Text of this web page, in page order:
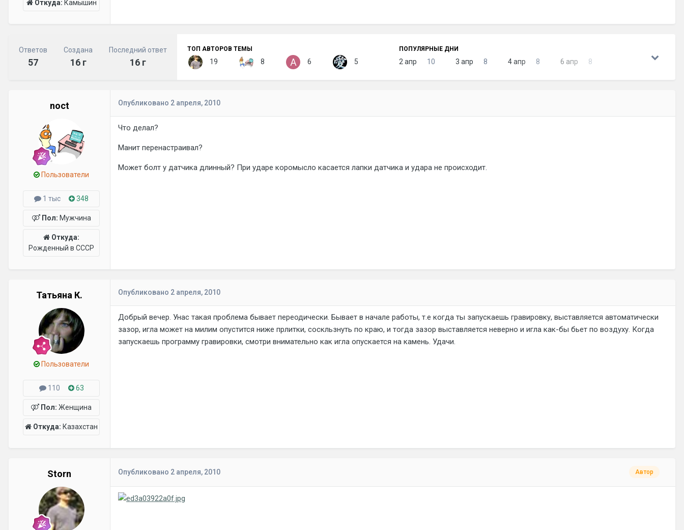
Откуда: Камышин
Ответов
57
Создана
16 г
Последний ответ
16 г
ТОП АВТОРОВ ТЕМЫ
19 8 6 5
ПОПУЛЯРНЫЕ ДНИ
2 апр 10 3 апр 8 4 апр 8 6 апр 8
noct
Пользователи
1 тыс 348
Пол: Мужчина
Откуда:
Рожденный в СССР
Опубликовано 2 апреля, 2010
Что делал?
Манит перенастраивал?
Может болт у датчика длинный? При ударе коромысло касается лапки датчика и удара не происходит.
Татьяна К.
Пользователи
110 63
Пол: Женщина
Откуда: Казахстан
Опубликовано 2 апреля, 2010
Добрый вечер. Унас такая проблема бывает переодически. Бывает в начале работы, т.е когда ты запускаешь гравировку, выставляется автоматически
зазор, игла может на милим опустится ниже прлитки, соскльзнуть по краю, и тогда зазор выставляется неверно и игла как-бы бьет по воздуху. Когда
запускаешь программу гравировки, смотри внимательно как игла опускается на камень. Удачи.
Storn Автор
Опубликовано 2 апреля, 2010